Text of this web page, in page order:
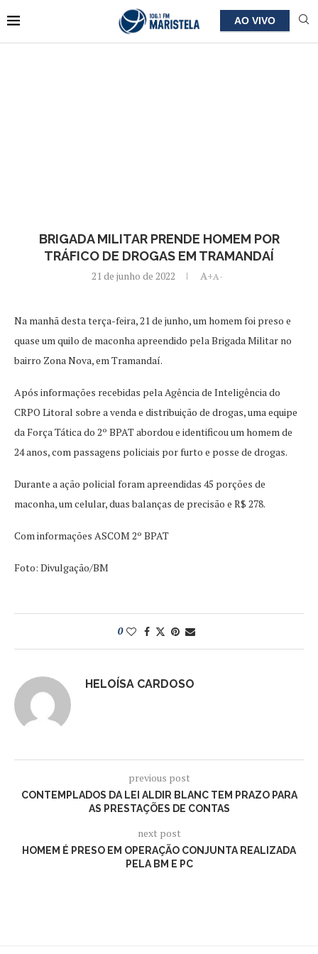
AO VIVO
BRIGADA MILITAR PRENDE HOMEM POR
TRÁFICO DE DROGAS EM TRAMANDAÍ
21 de junho de 2022 A+A-
Na manhã desta terça-feira, 21 de junho, um homem foi preso e
quase um quilo de maconha apreendido pela Brigada Militar no
bairro Zona Nova, em Tramandaí.
Após informações recebidas pela Agência de Inteligência do
CRPO Litoral sobre a venda e distribuição de drogas, uma equipe
da Força Tática do 2º BPAT abordou e identificou um homem de
24 anos, com passagens policiais por furto e posse de drogas.
Durante a ação policial foram apreendidas 45 porções de
maconha, um celular, duas balanças de precisão e R$ 278.
Com informações ASCOM 2º BPAT
Foto: Divulgação/BM
0
HELOÍSA CARDOSO
previous post
CONTEMPLADOS DA LEI ALDIR BLANC TEM PRAZO PARA
AS PRESTAÇÕES DE CONTAS
next post
HOMEM É PRESO EM OPERAÇÃO CONJUNTA REALIZADA
PELA BM E PC